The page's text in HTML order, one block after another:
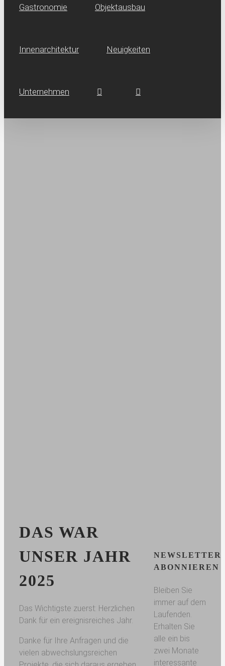
Gastronomie Objektausbau
Innen­architektur Neuig­keiten
Unternehmen
DAS WAR
UNSER JAHR
2025
Das Wichtigste zuerst: Herzlichen
Dank für ein ereignisreiches Jahr.
Danke für Ihre Anfragen und die
vielen abwechslungsreichen
NEWSLETTER
ABONNIEREN
Bleiben Sie
immer auf dem
Laufenden.
Erhalten Sie
alle ein bis
zwei Monate
interessante